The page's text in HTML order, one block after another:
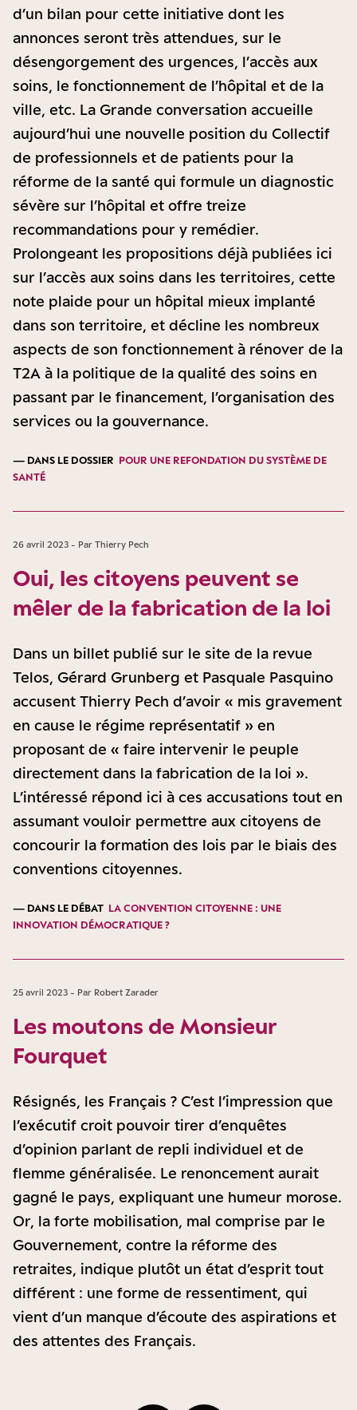
d’un bilan pour cette initiative dont les
annonces seront très attendues, sur le
désengorgement des urgences, l’accès aux
soins, le fonctionnement de l’hôpital et de la
ville, etc. La Grande conversation accueille
aujourd’hui une nouvelle position du Collectif
de professionnels et de patients pour la
réforme de la santé qui formule un diagnostic
sévère sur l’hôpital et offre treize
recommandations pour y remédier.
Prolongeant les propositions déjà publiées ici
sur l’accès aux soins dans les territoires, cette
note plaide pour un hôpital mieux implanté
dans son territoire, et décline les nombreux
aspects de son fonctionnement à rénover de la
T2A à la politique de la qualité des soins en
passant par le financement, l’organisation des
services ou la gouvernance.
— DANS LE DOSSIER POUR UNE REFONDATION DU SYSTÈME DE
SANTÉ
26 avril 2023 - Par Thierry Pech
Oui, les citoyens peuvent se
mêler de la fabrication de la loi
Dans un billet publié sur le site de la revue
Telos, Gérard Grunberg et Pasquale Pasquino
accusent Thierry Pech d’avoir « mis gravement
en cause le régime représentatif » en
proposant de « faire intervenir le peuple
directement dans la fabrication de la loi ».
L’intéressé répond ici à ces accusations tout en
assumant vouloir permettre aux citoyens de
concourir la formation des lois par le biais des
conventions citoyennes.
— DANS LE DÉBAT LA CONVENTION CITOYENNE : UNE
INNOVATION DÉMOCRATIQUE ?
25 avril 2023 - Par Robert Zarader
Les moutons de Monsieur
Fourquet
Résignés, les Français ? C’est l’impression que
l’exécutif croit pouvoir tirer d’enquêtes
d’opinion parlant de repli individuel et de
flemme généralisée. Le renoncement aurait
gagné le pays, expliquant une humeur morose.
Or, la forte mobilisation, mal comprise par le
Gouvernement, contre la réforme des
retraites, indique plutôt un état d’esprit tout
différent : une forme de ressentiment, qui
vient d’un manque d’écoute des aspirations et
des attentes des Français.